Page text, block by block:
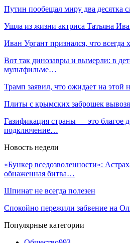
Путин пообещал миру два десятка
Ушла из жизни актриса Татьяна
Иван Ургант признался, что
Вот так динозавры и вымерли: в
мультфильме…
Трамп заявил, что ожидает на этой
Плиты с крымских заброшек
Газификация страны — это благое
подключение…
Новость недели
«Бункер вседозволенности»:
обнаженная битва…
Шпинат не всегда полезен
Спокойно пережили забвение на
Популярные категории